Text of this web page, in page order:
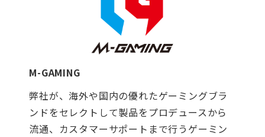
M-GAMING
弊社が、海外や国内の優れたゲーミングブラ
ンドをセレクトして製品をプロデュースから
流通、カスタマーサポートまで行うゲーミン